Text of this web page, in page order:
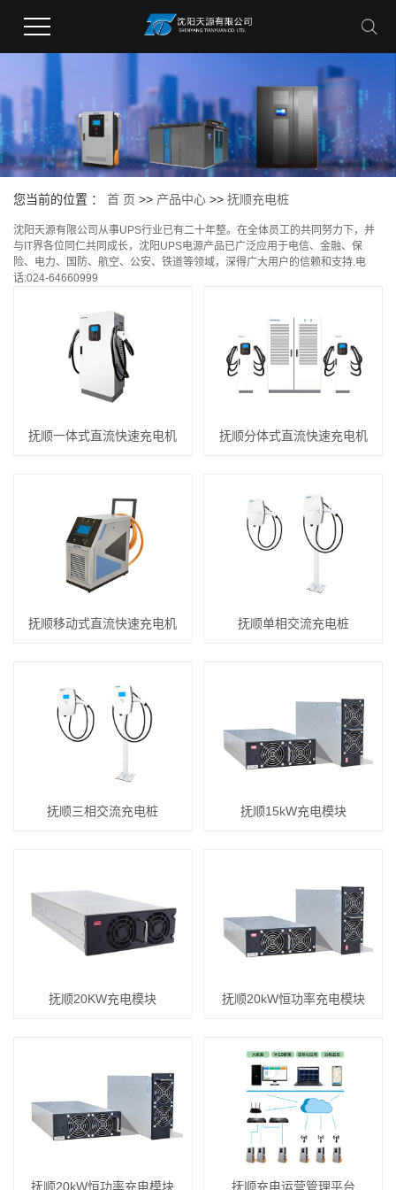
您当前的位置 ： 首 页 >> 产品中心 >> 抚顺充电桩
沈阳天源有限公司从事UPS行业已有二十年整。在全体员工的共同努力下，并
与IT界各位同仁共同成长，沈阳UPS电源产品已广泛应用于电信、金融、保
险、电力、国防、航空、公安、铁道等领域，深得广大用户的信赖和支持.电
话:024-64660999
抚顺一体式直流快速充电机 抚顺分体式直流快速充电机
抚顺移动式直流快速充电机 抚顺单相交流充电桩
抚顺三相交流充电桩 抚顺15kW充电模块
抚顺20KW充电模块 抚顺20kW恒功率充电模块
抚顺20kW恒功率充电模块 抚顺充电运营管理平台